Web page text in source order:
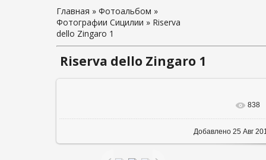
ОТЗЫВЫ
КОНТАКТЫ
ОБО МНЕ
Главная » Фотоальбом »
Фотографии Сицилии » Riserva
dello Zingaro 1
Riserva dello Zingaro 1
В реальном
838
Добавлено25 Авг